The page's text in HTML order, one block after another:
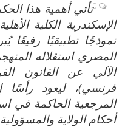
0تأتي أهمية هذا
نموذجًا تطبيقيًا رفيعًا
المصري استقلاله
فرنسي)، ليعود رأسًا
المرجعية الحاكمة في
أحكام الولاية